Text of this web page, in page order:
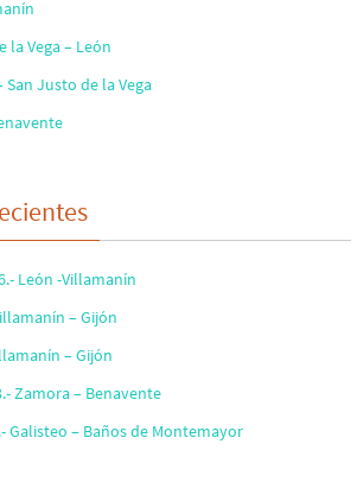
la Vega – León
San Justo de la Vega
León -Villamanín
– Gijón
– Gijón
Zamora – Benavente
Galisteo – Baños de Montemayor